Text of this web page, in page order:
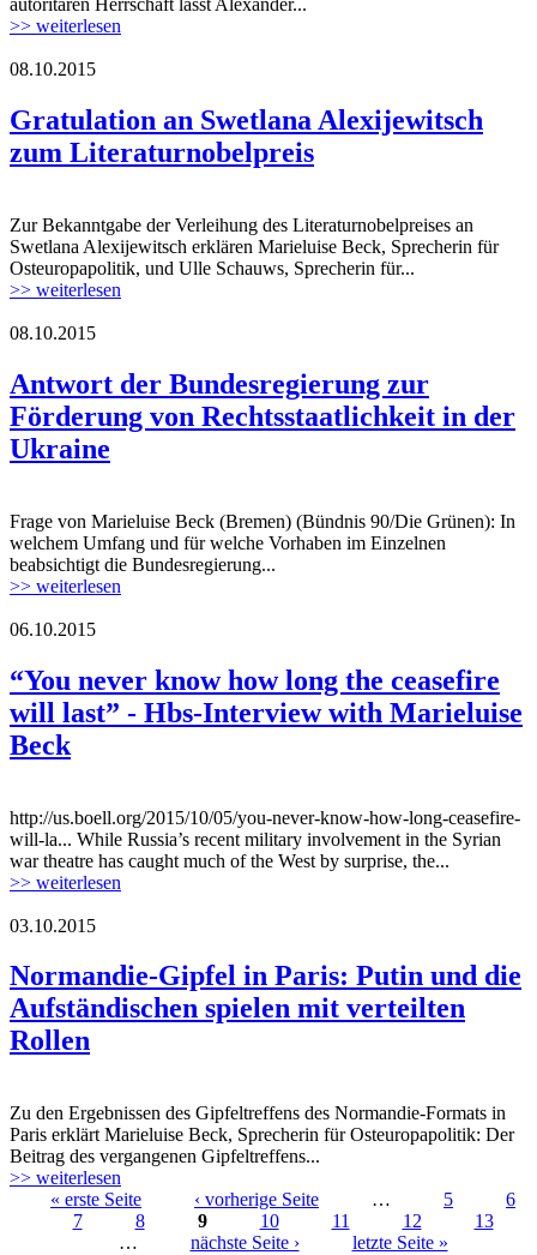
autoritären Herrschaft lässt Alexander...
>> weiterlesen
Alexievich.jpg
08.10.2015
Gratulation an Swetlana Alexijewitsch
zum Literaturnobelpreis
Alexievich.jpg
Zur Bekanntgabe der Verleihung des Literaturnobelpreises an
Swetlana Alexijewitsch erklären Marieluise Beck, Sprecherin für
Osteuropapolitik, und Ulle Schauws, Sprecherin für...
>> weiterlesen
flag_of_ukraine.jpg
08.10.2015
Antwort der Bundesregierung zur
Förderung von Rechtsstaatlichkeit in der
Ukraine
flag_of_ukraine.jpg
Frage von Marieluise Beck (Bremen) (Bündnis 90/Die Grünen): In
welchem Umfang und für welche Vorhaben im Einzelnen
beabsichtigt die Bundesregierung...
>> weiterlesen
15041995474_41a11067b8_z-1.jpg
06.10.2015
“You never know how long the ceasefire
will last” - Hbs-Interview with Marieluise
Beck
15041995474_41a11067b8_z-1.jpg
http://us.boell.org/2015/10/05/you-never-know-how-long-ceasefire-
will-la... While Russia’s recent military involvement in the Syrian
war theatre has caught much of the West by surprise, the...
>> weiterlesen
flag_of_ukraine.jpg
03.10.2015
Normandie-Gipfel in Paris: Putin und die
Aufständischen spielen mit verteilten
Rollen
flag_of_ukraine.jpg
Zu den Ergebnissen des Gipfeltreffens des Normandie-Formats in
Paris erklärt Marieluise Beck, Sprecherin für Osteuropapolitik: Der
Beitrag des vergangenen Gipfeltreffens...
>> weiterlesen
Seiten
« erste Seite ‹ vorherige Seite … 5
6
7
8 9 10 11 12
13
…
nächste Seite ›
letzte Seite »